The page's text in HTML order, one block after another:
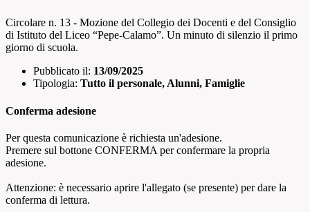
Circolare n. 13 - Mozione del Collegio dei Docenti e del Consiglio
di Istituto del Liceo “Pepe-Calamo”. Un minuto di silenzio il primo
giorno di scuola.
Pubblicato il: 13/09/2025
Tipologia: Tutto il personale, Alunni, Famiglie
Conferma adesione
Per questa comunicazione è richiesta un'adesione.
Premere sul bottone CONFERMA per confermare la propria
adesione.
Attenzione: è necessario aprire l'allegato (se presente) per dare la
conferma di lettura.